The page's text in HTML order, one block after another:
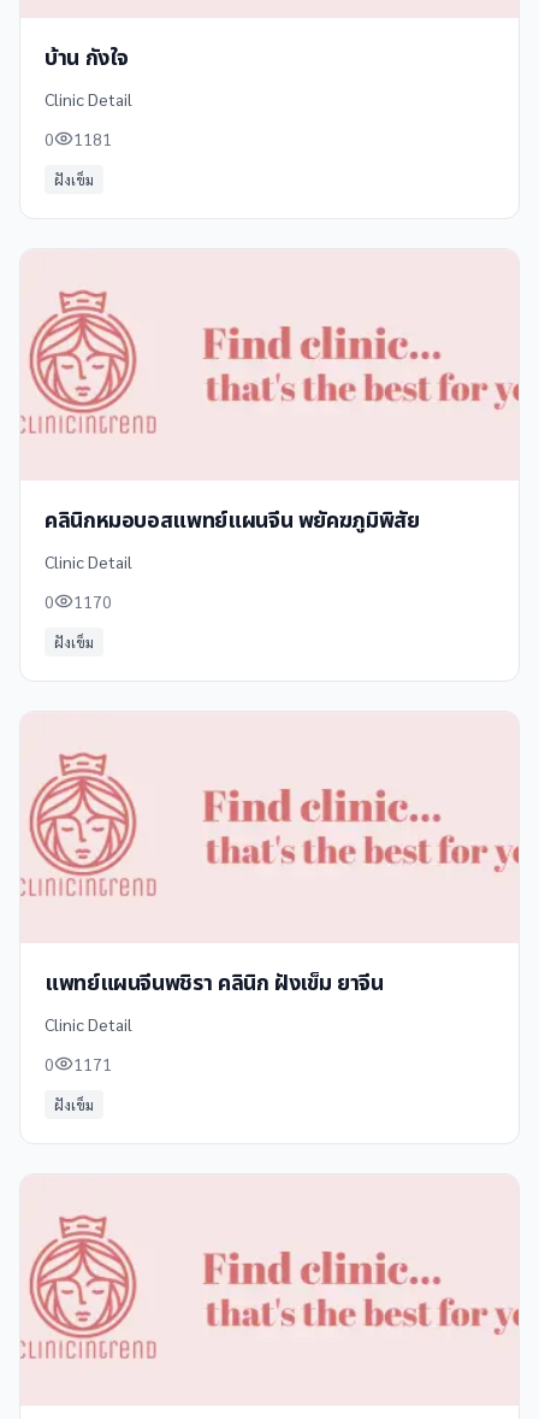
บ้าน กังใจ
Clinic Detail
0
1181
ฝังเข็ม
คลินิกหมอบอสแพทย์แผนจีน พยัคฆภูมิพิสัย
Clinic Detail
0
1170
ฝังเข็ม
แพทย์แผนจีนพชิรา คลินิก ฝังเข็ม ยาจีน
Clinic Detail
0
1171
ฝังเข็ม